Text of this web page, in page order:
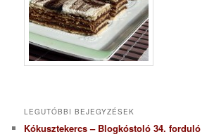
LEGUTÓBBI BEJEGYZÉSEK
Kókusztekercs – Blogkóstoló 34. forduló